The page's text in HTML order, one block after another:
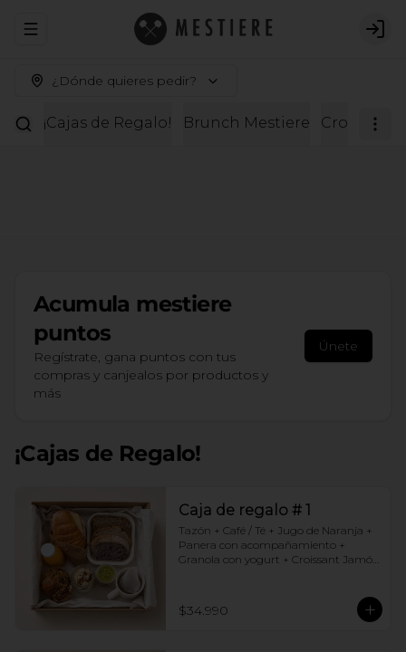
Abrir menu de navegación
¿Dónde quieres pedir?
¡Cajas de Regalo! Brunch Mestiere
Acumula mestiere
puntos
Regístrate, gana puntos con tus
compras y canjealos por productos y
más
Únete
¡Cajas de Regalo!
Caja de regalo # 1
Tazón + Café / Té + Jugo de Naranja +
Panera con acompañamiento +
Granola con yogurt + Croissant Jamón
$34.990